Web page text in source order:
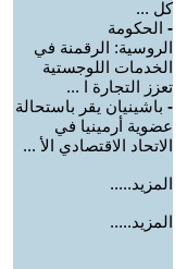
كل ...
- الحكومة
الروسية: الرقمنة في
الخدمات اللوجستية
تعزز التجارة ا ...
- باشينيان يقر باستحالة
عضوية أرمينيا في
الاتحاد الاقتصادي الأ ...
المزيد.....
المزيد.....